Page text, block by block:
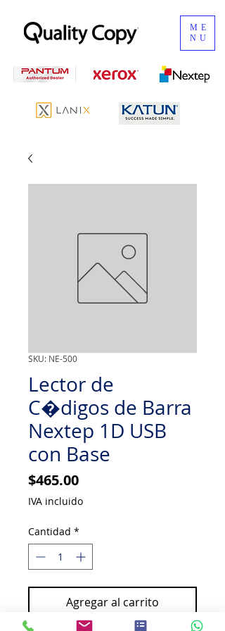
ME
NU
SKU: NE-500
Lector de
C�digos de Barra
Nextep 1D USB
con Base
$465.00Precio
IVA incluido
Cantidad *
Agregar al carrito